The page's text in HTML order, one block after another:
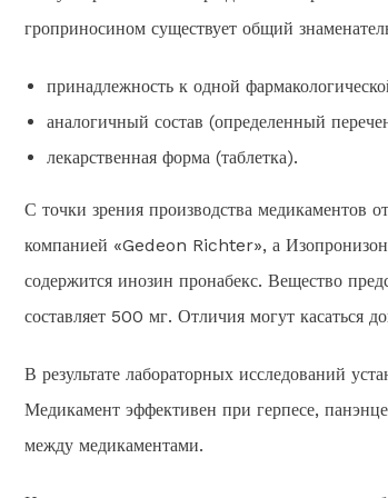
гроприносином существует общий
принадлежность к одной
аналогичный состав (определенный
лекарственная форма (таблетка).
С точки зрения производства медикаментов
компанией «Gedeon Richter», а
содержится инозин пронабекс. Вещество
составляет 500 мг. Отличия могут касаться
В результате лабораторных исследований
Медикамент эффективен при герпесе,
между медикаментами.